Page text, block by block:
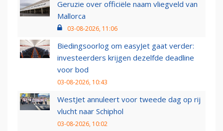
Geruzie over officiële naam vliegveld van
Mallorca
03-08-2026, 11:06
Biedingsoorlog om easyJet gaat verder:
investeerders krijgen dezelfde deadline
voor bod
03-08-2026, 10:43
WestJet annuleert voor tweede dag op rij
vlucht naar Schiphol
03-08-2026, 10:02